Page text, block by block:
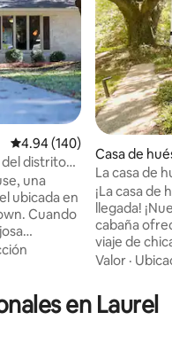
Calificación promedio:
4.94 (140)
del distrito
una
ubicada en
Cuando
está a
igual que
Casa de
el
La casa de
¡La casa de
llegada!
cabaña
viaje de
familia o una
"Hometown" de
de un oasis
Valor ·
en Laurel